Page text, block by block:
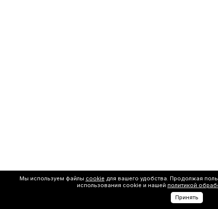
Мы используем файлы cookie для вашего удобства. Продолжая
использования cookie и нашей политикой
Принять